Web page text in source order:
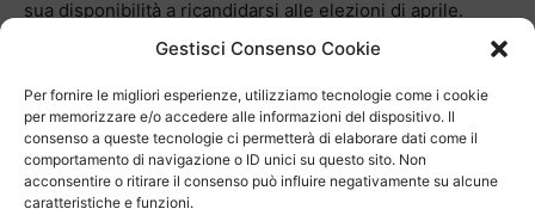
Gestisci Consenso Cookie
Per fornire le migliori esperienze, utilizziamo tecnologie come i cookie
per memorizzare e/o accedere alle informazioni del dispositivo. Il
consenso a queste tecnologie ci permetterà di elaborare dati come il
comportamento di navigazione o ID unici su questo sito. Non
acconsentire o ritirare il consenso può influire negativamente su alcune
caratteristiche e funzioni.
sua disponibilità a ricandidarsi alle elezioni di aprile.
è stata fondamentale
Il Centro venne aperto nel ‘95 e nel ‘96 fu varata
l’apertura domenicale dello stesso. Una svolta
considerata ancor oggi fondamentale. “Ringrazio la